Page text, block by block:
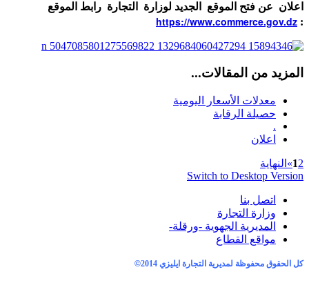
فتح الموقع الجديد لوزارة التجارة رابط الموقع
https://
من المقالات...
الأسعار اليومية
الرقابة
Switch to
بنا
التجارة
الجهوية -ورقلة-
القطاع
لمديرية التجارة ايليزي 2014 ©